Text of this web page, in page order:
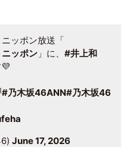
ッポン放送「
ッポン 」に、 #井上和
#乃木坂46ANN#乃木坂46
June 17, 2026